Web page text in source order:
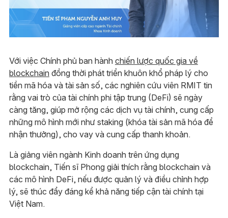
Với việc Chính phủ ban hành chiến lược quốc gia về
blockchain đồng thời phát triển khuôn khổ pháp lý cho
tiền mã hóa và tài sản số, các nghiên cứu viên RMIT tin
rằng vai trò của tài chính phi tập trung (DeFi) sẽ ngày
càng tăng, giúp mở rộng các dịch vụ tài chính, cung cấp
những mô hình mới như staking (khóa tài sản mã hóa để
nhận thưởng), cho vay và cung cấp thanh khoản.
Là giảng viên ngành Kinh doanh trên ứng dụng
blockchain, Tiến sĩ Phong giải thích rằng blockchain và
các mô hình DeFi, nếu được quản lý và điều chỉnh hợp
lý, sẽ thúc đẩy đáng kể khả năng tiếp cận tài chính tại
Việt Nam.